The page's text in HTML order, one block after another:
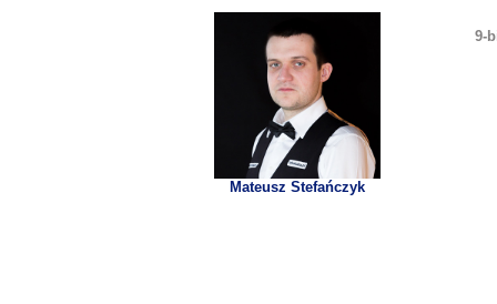
Mateusz Stefańczyk
9-